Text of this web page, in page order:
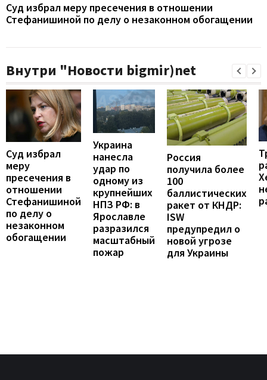
Суд избрал меру пресечения в отношении
Стефанишиной по делу о незаконном обогащении
Внутри "Новости bigmir)net
Суд избрал
меру
пресечения в
отношении
Стефанишиной
по делу о
незаконном
обогащении
Украина
нанесла
удар по
одному из
крупнейших
НПЗ РФ: в
Ярославле
разразился
масштабный
пожар
Россия
получила более
100
баллистических
ракет от КНДР:
ISW
предупредил о
новой угрозе
для Украины